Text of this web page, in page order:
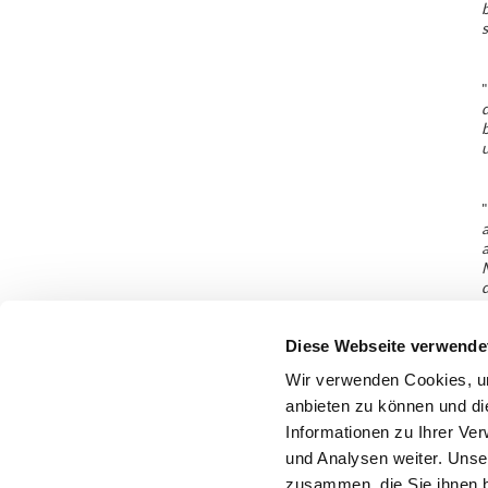
Diese Webseite
Wir verwenden Cookies,
anbieten zu können und
Informationen zu Ihrer
und Analysen weiter.
"
"